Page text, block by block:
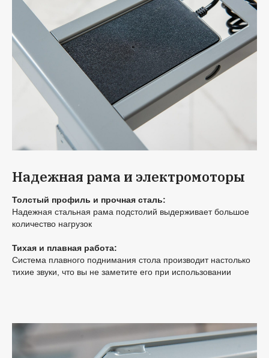
Надежная рама и электромоторы
Толстый профиль и прочная сталь:
Надежная стальная рама подстолий выдерживает большое
количество нагрузок
Тихая и плавная работа:
Система плавного поднимания стола производит настолько
тихие звуки, что вы не заметите его при использовании